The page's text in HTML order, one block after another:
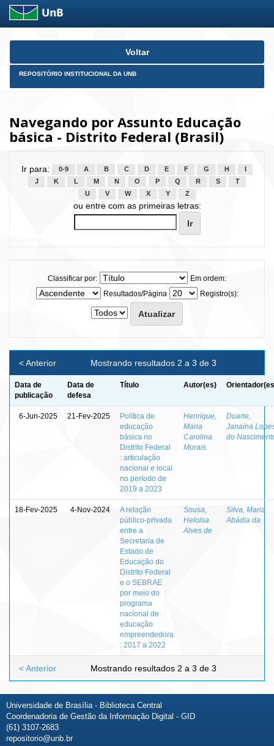
Skip
Voltar
REPOSITÓRIO INSTITUCIONAL DA UNB
Navegando por Assunto Educação
básica - Distrito Federal (Brasil)
Ir para: 0-9 A B C D E F G H
J
K L M N O P Q R S
T
U
V W X Y Z
ou entre com as primeiras letras:
Classificar por:
Em ordem:
Resultados/Página
Registro(s):
Mostrando resultados 2 a 3 de 3
< Anterior
Data de
publicação
Data de
defesa
Título Autor(es)
6-Jun-2025 21-Fev-2025
Política de
educação
básica no
Distrito Federal
: articulação
nacional e local
no período de
2019 a 2023
Henrique,
Maria
Carolina
Morais
Duarte,
Janaína
do
18-Fev-2025 4-Nov-2024
A relação
público-privada
entre a
Secretaria de
Estado de
Educação do
Distrito Federal
e o SEBRAE
por meio do
programa
nacional de
educação
empreendedora
: 2017 a 2022
Sousa,
Heloisa
Alves de
Silva, Maria
Abádia da
Mostrando resultados 2 a 3 de 3
< Anterior
Universidade de Brasília - Biblioteca Central
Coordenadoria de Gestão da Informação Digital - GID
(61) 3107-2683
repositorio@unb.br